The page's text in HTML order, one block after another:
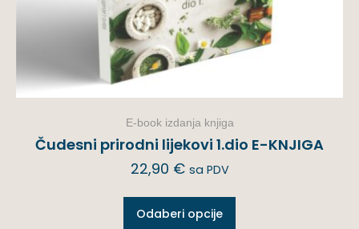
E-book izdanja knjiga
Čudesni prirodni lijekovi 1.dio E-KNJIGA
22,90 € sa PDV
Odaberi opcije